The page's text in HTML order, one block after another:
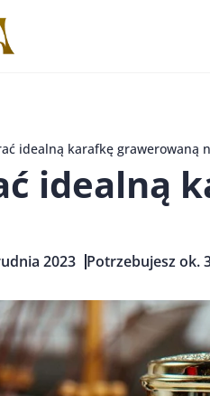
idealną karafkę grawerowaną
idealną
2023 Potrzebujesz ok.